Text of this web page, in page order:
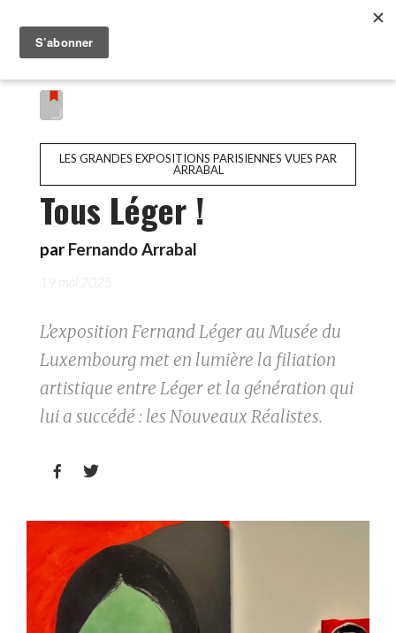
LES GRANDES EXPOSITIONS PARISIENNES VUES PAR
ARRABAL
Tous Léger !
par Fernando Arrabal
19 mai 2025
L’exposition Fernand Léger au Musée du
Luxembourg met en lumière la filiation
artistique entre Léger et la génération qui
lui a succédé : les Nouveaux Réalistes.
 